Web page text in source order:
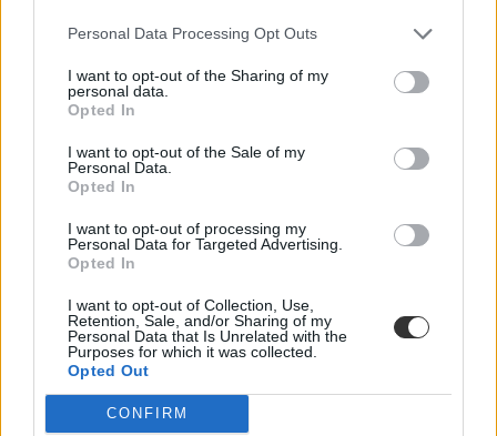
Personal Data Processing Opt Outs
I want to opt-out of the Sharing of my
personal data.
Opted In
I want to opt-out of the Sale of my
Personal Data.
Opted In
I want to opt-out of processing my
Personal Data for Targeted Advertising.
Opted In
I want to opt-out of Collection, Use,
Retention, Sale, and/or Sharing of my
Personal Data that Is Unrelated with the
Purposes for which it was collected.
Opted Out
CONFIRM
belföld